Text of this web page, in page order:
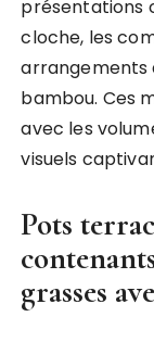
présentations
cloche, les
arrangements
bambou. Ces
avec les
visuels
Pots
grasses